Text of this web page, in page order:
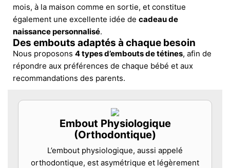
mois, à la maison comme en sortie, et constitue
également une excellente idée de cadeau de
naissance personnalisé.
Des embouts adaptés à chaque besoin
Nous proposons 4 types d’embouts de tétines, afin de
répondre aux préférences de chaque bébé et aux
recommandations des parents.
Embout Physiologique
(Orthodontique)
L’embout physiologique, aussi appelé
orthodontique, est asymétrique et légèrement